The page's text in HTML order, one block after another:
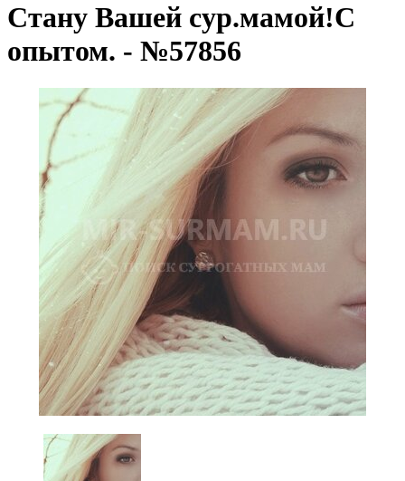
Стану Вашей сур.мамой!С
опытом. - №57856